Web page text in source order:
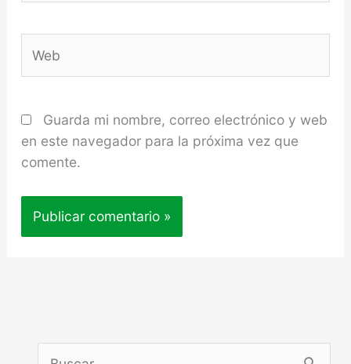
Guarda mi nombre, correo electrónico y web
en este navegador para la próxima vez que
comente.